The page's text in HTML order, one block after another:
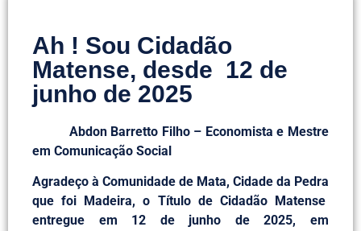
Ah ! Sou Cidadão
Matense, desde 12 de
junho de 2025
Abdon Barretto Filho – Economista e Mestre
em Comunicação Social
Agradeço à Comunidade de Mata, Cidade da Pedra
que foi Madeira, o Título de Cidadão Matense
entregue em 12 de junho de 2025, em